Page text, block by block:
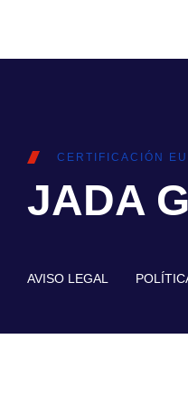
CERTIFICACIÓN
JADA
AVISO LEGAL